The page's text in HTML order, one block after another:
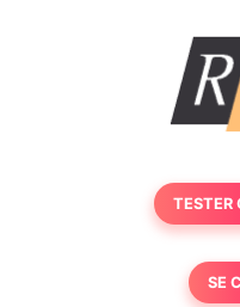
TESTER
SE